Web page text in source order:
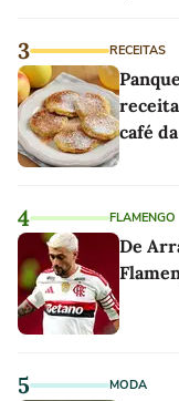
3 RECEITAS
café
4 FLAMENGO
De
5 MODA